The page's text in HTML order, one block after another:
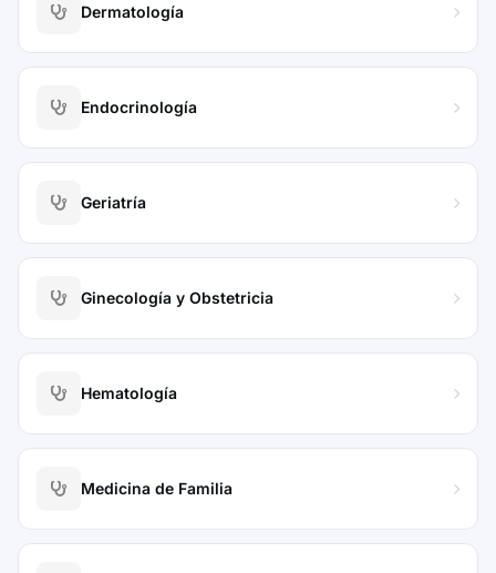
Dermatología
Endocrinología
Geriatría
Ginecología y Obstetricia
Hematología
Medicina de Familia